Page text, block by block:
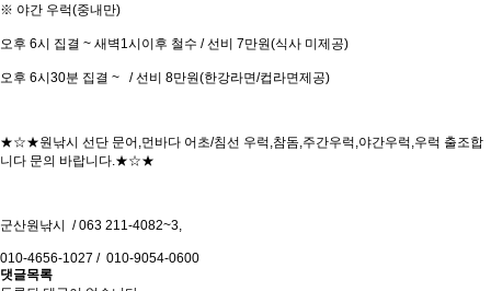
※ 야간 우럭(중내만)
오후 6시 집결 ~ 새벽1시이후 철수 / 선비 7만원(식사 미제공)
오후 6시30분 집결 ~ / 선비 8만원(한강라면/컵라면제공)
★☆★원낚시 선단 문어,먼바다 어초/침선 우럭,참돔,주간우럭,야간우럭,우럭 출조합
니다 문의 바랍니다.★☆★
군산원낚시 / 063 211-4082~3,
010-4656-1027 / 010-9054-0600
댓글목록